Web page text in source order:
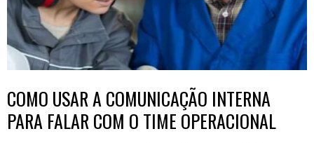
COMO USAR A COMUNICAÇÃO INTERNA
PARA FALAR COM O TIME OPERACIONAL